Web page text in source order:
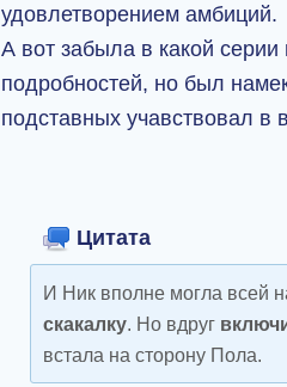
удовлетворением амбиций.
А вот забыла в какой
подробностей, но был
подставных учавствовал в
Цитата
И Ник вполне могла всей
скакалку. Но вдруг
встала на сторону Пола.